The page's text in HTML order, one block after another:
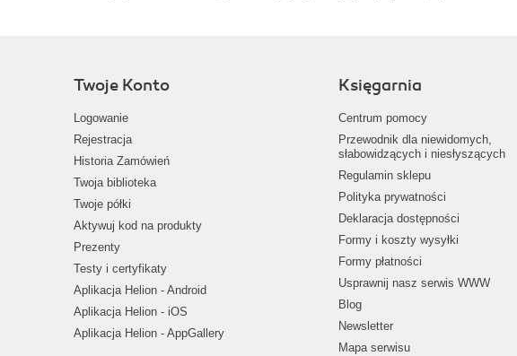
Twoje Konto
Logowanie
Rejestracja
Historia Zamówień
Twoja biblioteka
Twoje półki
Aktywuj kod na produkty
Prezenty
Testy i certyfikaty
Aplikacja Helion - Android
Aplikacja Helion - iOS
Aplikacja Helion - AppGallery
Księgarnia
Centrum pomocy
Przewodnik dla niewidomych,
słabowidzących i niesłyszących
Regulamin sklepu
Polityka prywatności
Deklaracja dostępności
Formy i koszty wysyłki
Formy płatności
Usprawnij nasz serwis WWW
Blog
Newsletter
Mapa serwisu